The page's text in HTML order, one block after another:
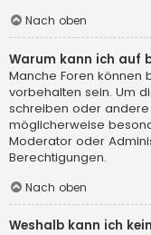
Nach oben
Warum kann ich auf
Manche Foren können
vorbehalten sein. Um
schreiben oder
möglicherweise
Moderator oder
Berechtigungen.
Nach oben
Weshalb kann ich